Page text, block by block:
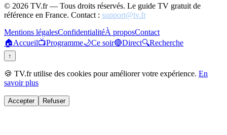
© 2026 TV.fr — Tous droits réservés. Le guide TV gratuit de
référence en France. Contact : support@tv.fr
Mentions légalesConfidentialitéÀ proposContact
🏠Accueil📺Programme🌙Ce soir🔴Direct🔍Recherche
↑
🍪 TV.fr utilise des cookies pour améliorer votre expérience. En
savoir plus
Accepter Refuser